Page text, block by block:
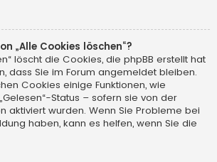
„Alle Cookies löschen“?
löscht die Cookies, die phpBB erstellt hat
dass Sie im Forum angemeldet bleiben.
Cookies einige Funktionen, wie
Status – sofern sie von der
aktiviert wurden. Wenn Sie Probleme bei
haben, kann es helfen, wenn Sie die